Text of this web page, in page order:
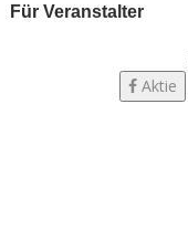
Für Veranstalter
Aktie